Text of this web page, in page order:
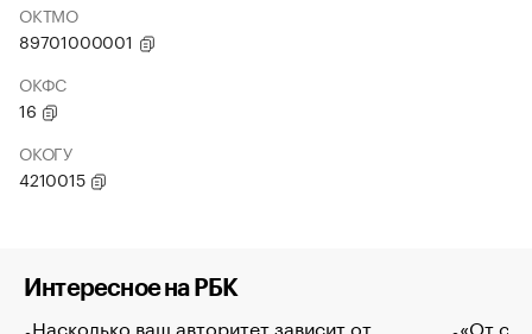
ОКТМО
89701000001
ОКФС
16
ОКОГУ
4210015
Интересное на РБК
Насколько ваш авторитет зависит от
«От